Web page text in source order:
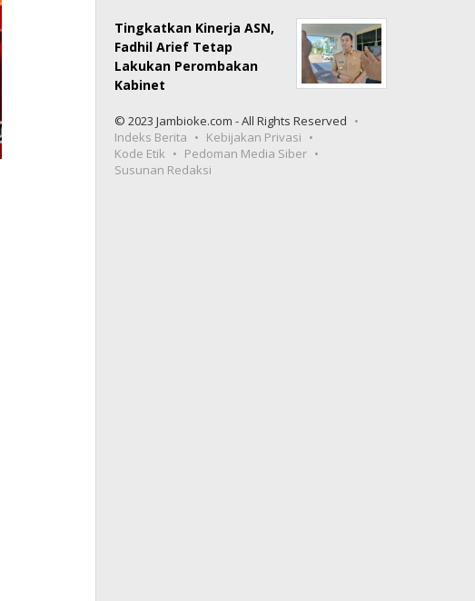
Tingkatkan Kinerja ASN,
Fadhil Arief Tetap
Lakukan Perombakan
Kabinet
© 2023 Jambioke.com - All Rights Reserved
Indeks Berita
Kebijakan Privasi
Kode Etik
Pedoman Media Siber
Susunan Redaksi